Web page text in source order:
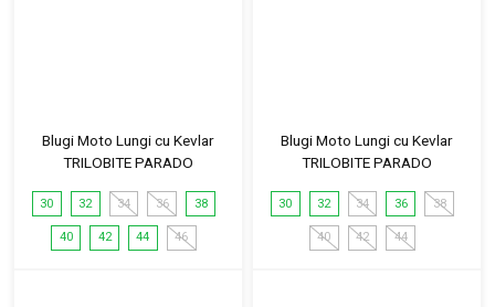
Blugi Moto Lungi cu Kevlar
TRILOBITE PARADO
30 32 34 36 38
40 42 44 46
Blugi Moto Lungi cu Kevlar
TRILOBITE PARADO
30 32 34 36 38
40 42 44